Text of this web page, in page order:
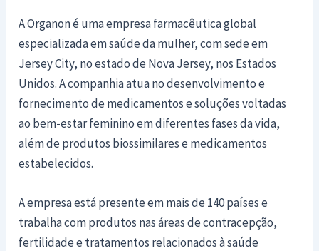
A Organon é uma empresa farmacêutica global
especializada em saúde da mulher, com sede em
Jersey City, no estado de Nova Jersey, nos Estados
Unidos. A companhia atua no desenvolvimento e
fornecimento de medicamentos e soluções voltadas
ao bem-estar feminino em diferentes fases da vida,
além de produtos biossimilares e medicamentos
estabelecidos.
A empresa está presente em mais de 140 países e
trabalha com produtos nas áreas de contracepção,
fertilidade e tratamentos relacionados à saúde